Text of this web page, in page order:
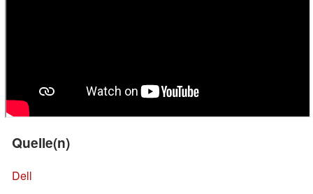
Quelle(n)
Dell